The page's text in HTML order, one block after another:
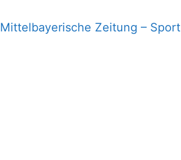
Mittelbayerische Zeitung – Sport